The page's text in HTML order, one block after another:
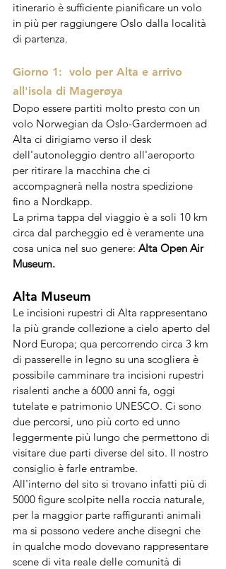
itinerario è sufficiente pianificare un volo
in più per raggiungere Oslo dalla località
di partenza.
Giorno 1:  volo per Alta e arrivo
all'isola di Magerøya
Dopo essere partiti molto presto con un
volo Norwegian da Oslo-Gardermoen ad
Alta ci dirigiamo verso il desk
dell'autonoleggio dentro all'aeroporto
per ritirare la macchina che ci
accompagnerà nella nostra spedizione
fino a Nordkapp.
La prima tappa del viaggio è a soli 10 km
circa dal parcheggio ed è veramente una
cosa unica nel suo genere: Alta Open Air
Museum.
Alta Museum
Le incisioni rupestri di Alta rappresentano
la più grande collezione a cielo aperto del
Nord Europa; qua percorrendo circa 3 km
di passerelle in legno su una scogliera è
possibile camminare tra incisioni rupestri
risalenti anche a 6000 anni fa, oggi
tutelate e patrimonio UNESCO. Ci sono
due percorsi, uno più corto ed unno
leggermente più lungo che permettono di
visitare due parti diverse del sito. Il nostro
consiglio è farle entrambe.
All'interno del sito si trovano infatti più di
5000 figure scolpite nella roccia naturale,
per la maggior parte raffiguranti animali
ma si possono vedere anche disegni che
in qualche modo dovevano rappresentare
scene di vita reale delle comunità di